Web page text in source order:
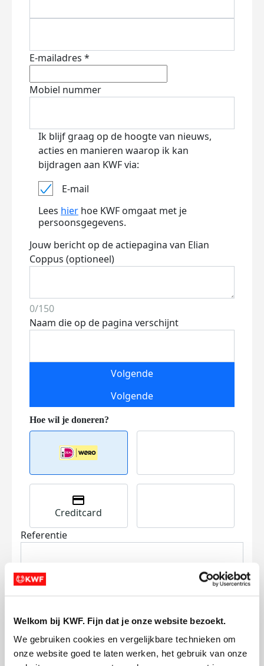
Welkom bij KWF. Fijn dat je onze website bezoekt.
We gebruiken cookies en vergelijkbare technieken om
onze website goed te laten werken, het gebruik van onze
E-mailadres *
Mobiel nummer
Ik blijf graag op de hoogte van nieuws,
acties en manieren waarop ik kan
bijdragen aan KWF via:
E-mail
Lees hier hoe KWF omgaat met je
persoonsgegevens.
Jouw bericht op de actiepagina van Elian
Coppus (optioneel)
0/150
Naam die op de pagina verschijnt
Volgende
Volgende
Creditcard
Referentie
Ik wil bijdragen aan de transactiekosten
en betaal €0.75 extra.